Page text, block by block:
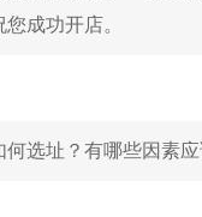
成功开店。
选址？有哪些因素